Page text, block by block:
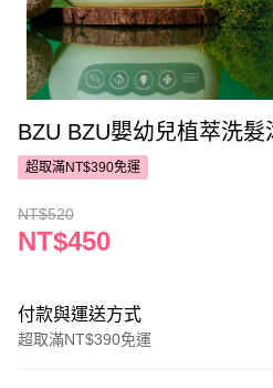
BZU BZU嬰幼兒植萃洗
超取滿NT$390免運
NT$520
NT$450
付款與運送方式
超取滿NT$390免運